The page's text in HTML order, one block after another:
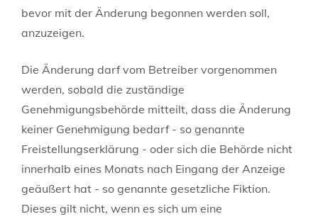
bevor mit der Änderung begonnen werden soll,
anzuzeigen.
Die Änderung darf vom Betreiber vorgenommen
werden, sobald die zuständige
Genehmigungsbehörde mitteilt, dass die Änderung
keiner Genehmigung bedarf - so genannte
Freistellungserklärung - oder sich die Behörde nicht
innerhalb eines Monats nach Eingang der Anzeige
geäußert hat - so genannte gesetzliche Fiktion.
Dieses gilt nicht, wenn es sich um eine